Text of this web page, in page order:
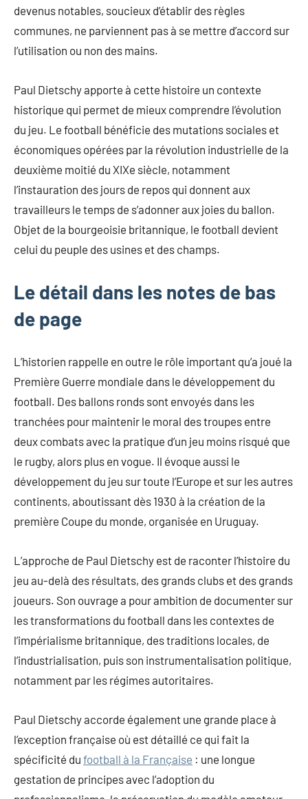
devenus notables, soucieux d’établir des règles
communes, ne parviennent pas à se mettre d’accord sur
l’utilisation ou non des mains.
Paul Dietschy apporte à cette histoire un contexte
historique qui permet de mieux comprendre l’évolution
du jeu. Le football bénéficie des mutations sociales et
économiques opérées par la révolution industrielle de la
deuxième moitié du XIXe siècle, notamment
l’instauration des jours de repos qui donnent aux
travailleurs le temps de s’adonner aux joies du ballon.
Objet de la bourgeoisie britannique, le football devient
celui du peuple des usines et des champs.
Le détail dans les notes de bas
de page
L’historien rappelle en outre le rôle important qu’a joué la
Première Guerre mondiale dans le développement du
football. Des ballons ronds sont envoyés dans les
tranchées pour maintenir le moral des troupes entre
deux combats avec la pratique d’un jeu moins risqué que
le rugby, alors plus en vogue. Il évoque aussi le
développement du jeu sur toute l’Europe et sur les autres
continents, aboutissant dès 1930 à la création de la
première Coupe du monde, organisée en Uruguay.
L’approche de Paul Dietschy est de raconter l’histoire du
jeu au-delà des résultats, des grands clubs et des grands
joueurs. Son ouvrage a pour ambition de documenter sur
les transformations du football dans les contextes de
l’impérialisme britannique, des traditions locales, de
l’industrialisation, puis son instrumentalisation politique,
notamment par les régimes autoritaires.
Paul Dietschy accorde également une grande place à
l’exception française où est détaillé ce qui fait la
spécificité du football à la Française : une longue
gestation de principes avec l’adoption du